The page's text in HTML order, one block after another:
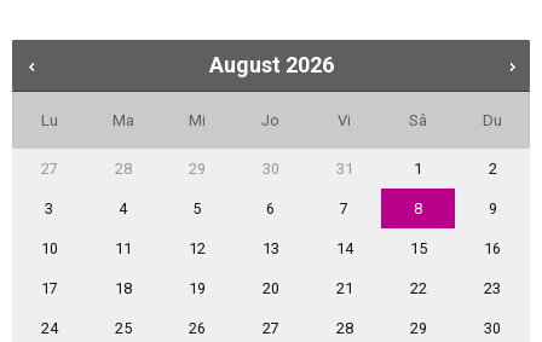
August 2026
Lu Ma Mi Jo Vi Sâ Du
27 28 29 30 31 1 2
3 4 5 6 7 8 9
10 11 12 13 14 15 16
17 18 19 20 21 22 23
24 25 26 27 28 29 30